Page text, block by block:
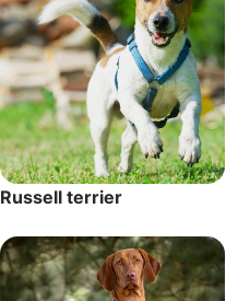
Russell terrier